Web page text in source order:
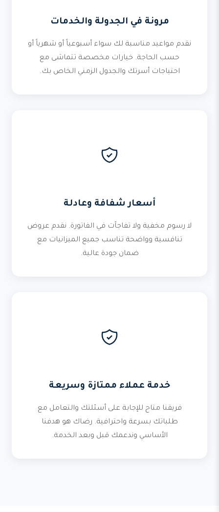
مرونة في الجدولة والخدمات
نقدم مواعيد مناسبة لك سواء أسبوعياً أو شهرياً أو
حسب الحاجة. خيارات مخصصة تتماشى مع
احتياجات أسرتك والجدول الزمني الخاص بك.
أسعار شفافة وعادلة
لا رسوم مخفية ولا تفاجآت في الفاتورة. نقدم عروض
تنافسية وواضحة تناسب جميع الميزانيات مع
ضمان جودة عالية.
خدمة عملاء ممتازة وسريعة
فريقنا متاح للإجابة على أسئلتك والتعامل مع
طلباتك بسرعة واحترافية. رضاك هو هدفنا
الأساسي وندعمك قبل وبعد الخدمة.